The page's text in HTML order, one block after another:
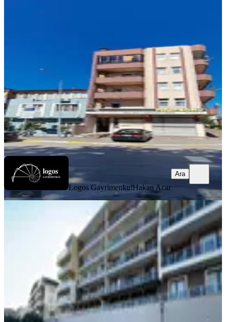
170 m²·3. Kat·05.08.2026
3.150.000 ₺
Logos GayrimenkulHakan Acar
Ara
Logos GayrimenkulHakan Acar
Ara
Kw Arven'den Bağçeşme Hanzade
Evleri 3+1 Bahçe Dubleks Daire
İzmit, Turgut Mahallesi
3+1
173 m² ·Bahçe katı·05.08.2026
7.980.000 ₺